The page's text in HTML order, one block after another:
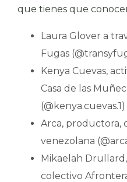
que tienes que
Laura Glover a
Fugas
Kenya Cuevas,
Casa de las
(@kenya.cuevas.1)
Arca, productora,
venezolana
Mikaelah
colectivo